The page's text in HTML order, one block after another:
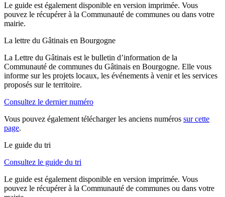
Le guide est également disponible en version imprimée. Vous
pouvez le récupérer à la Communauté de communes ou dans votre
mairie.
La lettre du Gâtinais en Bourgogne
La Lettre du Gâtinais est le bulletin d’information de la
Communauté de communes du Gâtinais en Bourgogne. Elle vous
informe sur les projets locaux, les événements à venir et les services
proposés sur le territoire.
Consultez le dernier numéro
Vous pouvez également télécharger les anciens numéros sur cette
page.
Le guide du tri
Consultez le guide du tri
Le guide est également disponible en version imprimée. Vous
pouvez le récupérer à la Communauté de communes ou dans votre